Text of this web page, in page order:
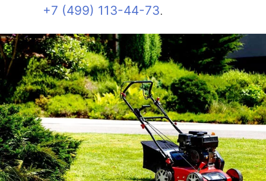
+7 (499) 113-44-73.